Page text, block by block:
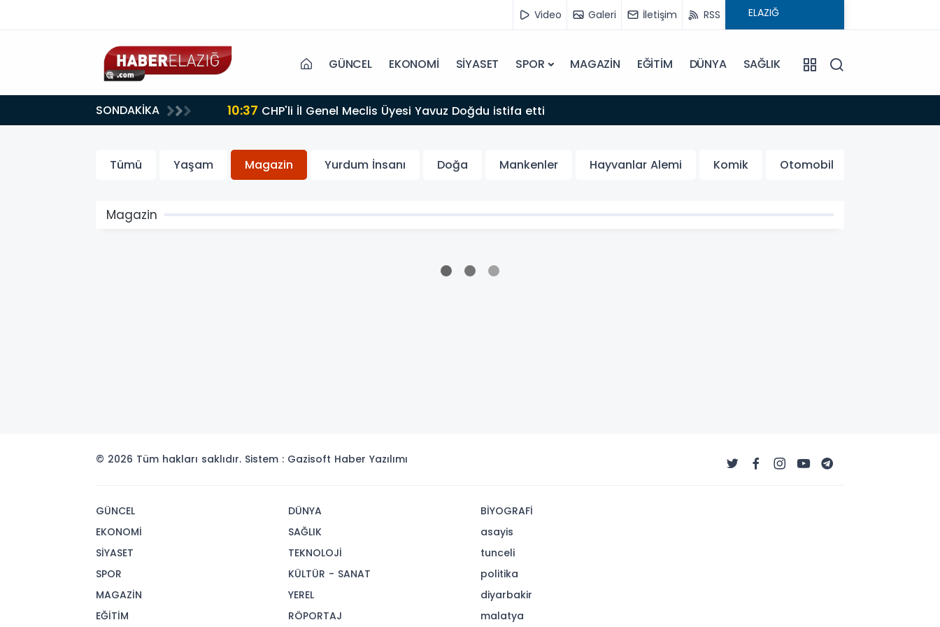
Video Galeri İletişim RSS
GÜNCEL EKONOMİ SİYASET SPOR MAGAZİN EĞİTİM DÜNYA SAĞLIK
SONDAKİKA 10:37 CHP'li İl Genel Meclis Üyesi Yavuz Doğdu istifa etti
Tümü Yaşam Magazin Yurdum İnsanı Doğa Mankenler Hayvanlar Alemi Komik Otomobil
Magazin
© 2026 Tüm hakları saklıdır. Sistem : Gazisoft Haber Yazılımı
GÜNCEL
EKONOMİ
SİYASET
SPOR
MAGAZİN
EĞİTİM
DÜNYA
SAĞLIK
TEKNOLOJİ
KÜLTÜR - SANAT
YEREL
RÖPORTAJ
BİYOGRAFİ
asayis
tunceli
politika
diyarbakir
malatya